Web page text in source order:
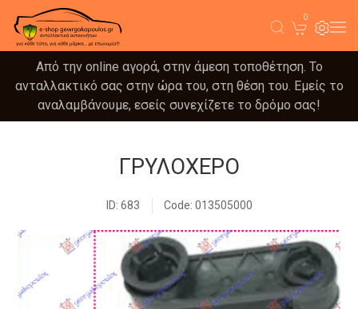
0
Από την online αγορά, στην άμεση τοποθέτηση. Το
ανταλλακτικό σας στην ώρα του, στη θέση του. Εμείς το
αναλαμβάνουμε, εσείς συνεχίζετε το δρόμο σας!
ΓΡΥΛΟΧΕΡΟ
ID: 683 Code: 013505000